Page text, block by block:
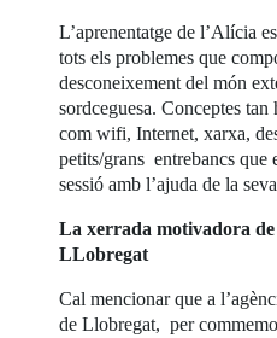
L’aprenentatge de l’Alícia
tots els problemes que
desconeixement del món
sordceguesa. Conceptes
com wifi, Internet, xarxa,
petits/grans entrebancs que
sessió amb l’ajuda de la
La xerrada motivadora
LLobregat
Cal mencionar que a
de Llobregat, per